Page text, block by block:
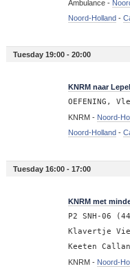
Ambulance -
Noord-Holland-
Tuesday 19:00 - 20:00
KNRM naar
OEFENING,
KNRM - Noord-
Noord-Holland-
Tuesday 16:00 - 17:00
KNRM met
P2 SNH-06
Klavertje
Keeten
KNRM - Noord-